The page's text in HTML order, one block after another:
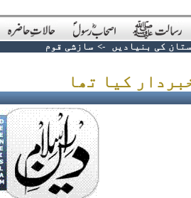
کی بنیادیں ->سازشی قوم